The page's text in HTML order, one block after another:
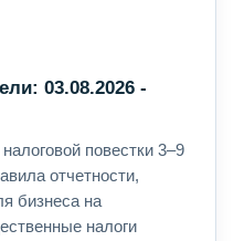
03.08.2026 -
повестки 3–9
отчетности,
бизнеса на
налоги